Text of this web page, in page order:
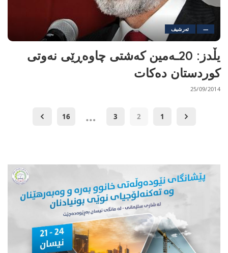
— ئەرشیف
یڵدز: 20ـەمین كەشتی چاوەڕێی نەوتی
كوردستان دەكات
25/09/2014
1
2
3
…
16